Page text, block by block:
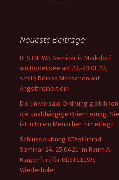
Neueste Beiträge
BESTNEWS Seminar in Markdorf
am Bodensee am 22.-23.01.22,
stelle Deinen Menschen auf
Angstfreiheit ein
Die universale Ordnung gibt ihnen
die unabhängige Orientierung. Sie
ist in Ihrem Menschen hinterlegt.
Schlüsselübung &Tzolkinrad
Seminar 24.-25.04.21 im Raum A
Klagenfurt für BEST11EWS
Wiederholer